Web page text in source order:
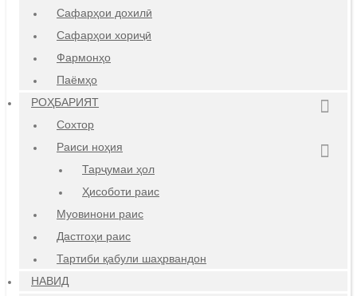
Сафарҳои дохилӣ
Сафарҳои хориҷӣ
Фармонҳо
Паёмҳо
РОҲБАРИЯТ
Сохтор
Раиси ноҳия
Тарҷумаи ҳол
Ҳисоботи раис
Муовинони раис
Дастгоҳи раис
Тартиби қабули шаҳрвандон
НАВИД